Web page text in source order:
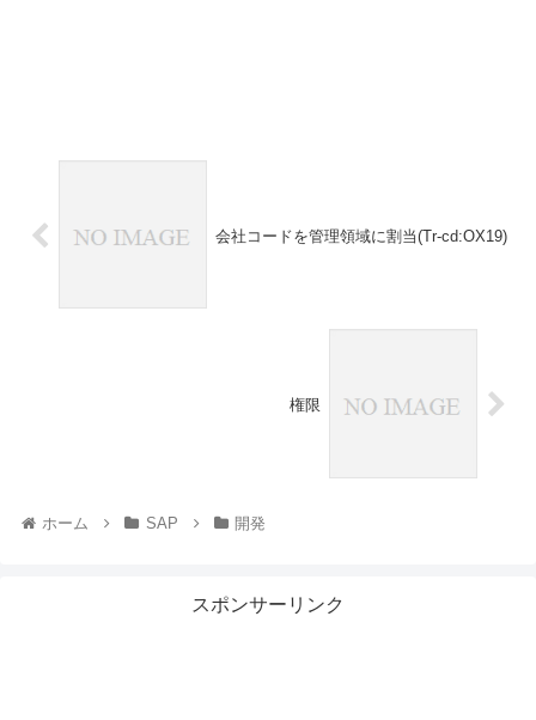
会社コードを管理領域に割当(Tr-cd:OX19)
権限
ホーム SAP 開発
スポンサーリンク